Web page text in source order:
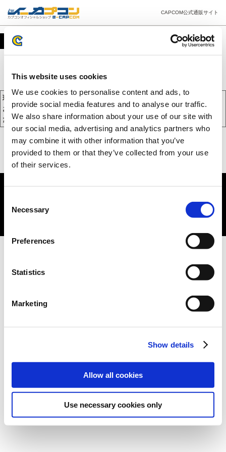
This website uses cookies
We use cookies to personalise content and ads, to
provide social media features and to analyse our traffic.
We also share information about your use of our site with
our social media, advertising and analytics partners who
may combine it with other information that you’ve
provided to them or that they’ve collected from your use
of their services.
Selection
Necessary
Preferences
Statistics
Marketing
Show details
Allow all cookies
Use necessary cookies only
CAPCOM公式通販サイト
カート
現在、カートには商品が入っておりません。
お買い物を続けるには下の 「お買い物を続ける」 をクリックしてく
ださい。